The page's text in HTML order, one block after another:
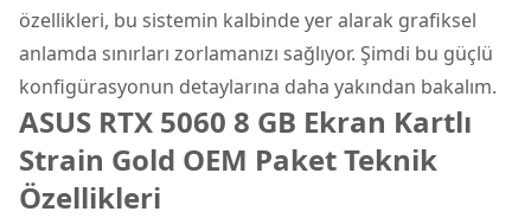
özellikleri, bu sistemin kalbinde yer alarak grafiksel
anlamda sınırları zorlamanızı sağlıyor. Şimdi bu güçlü
konfigürasyonun detaylarına daha yakından bakalım.
ASUS RTX 5060 8 GB Ekran Kartlı
Strain Gold OEM Paket Teknik
Özellikleri